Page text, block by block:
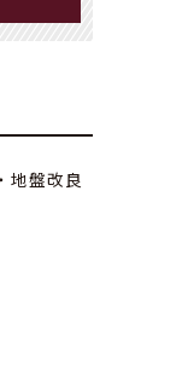
地盤改良